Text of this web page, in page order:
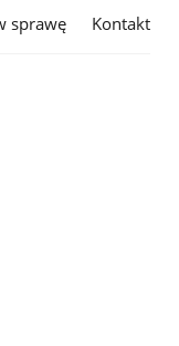
sprawę Kontakt